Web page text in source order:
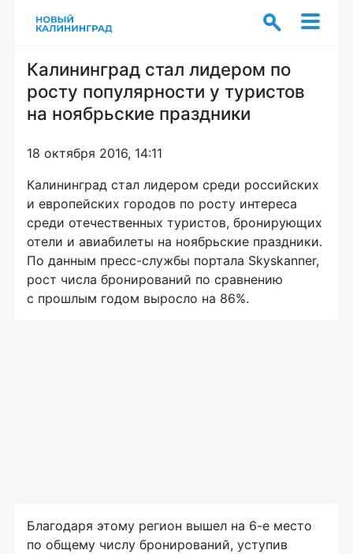
Калининград стал лидером по
росту популярности у туристов
на ноябрьские праздники
18 октября 2016, 14:11
Калининград стал лидером среди российских
и европейских городов по росту интереса
среди отечественных туристов, бронирующих
отели и авиабилеты на ноябрьские праздники.
По данным пресс-службы портала Skyskanner,
рост числа бронирований по сравнению
с прошлым годом выросло на 86%.
Благодаря этому регион вышел на 6-е место
по общему числу бронирований, уступив